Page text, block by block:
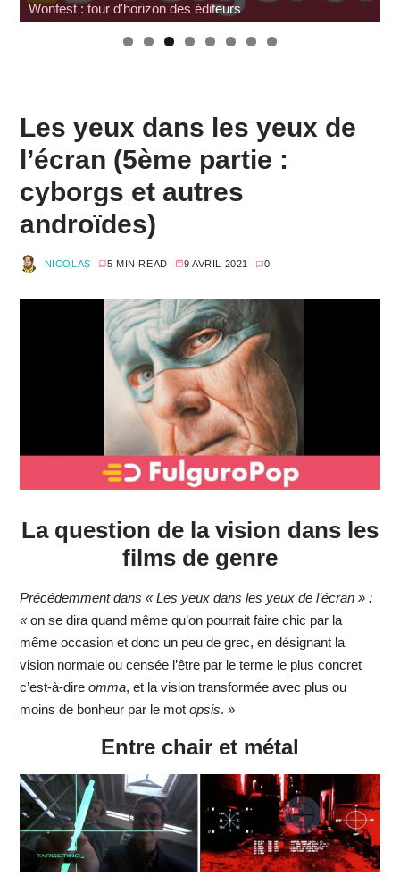
Wonfest : tour d'horizon des éditeurs
Les yeux dans les yeux de
l’écran (5ème partie :
cyborgs et autres
androïdes)
NICOLAS 5 MIN READ 9 AVRIL 2021 0
La question de la vision dans les
films de genre
Précédemment dans « Les yeux dans les yeux de l’écran » :
«on se dira quand même qu’on pourrait faire chic par la
même occasion et donc un peu de grec, en désignant la
vision normale ou censée l’être par le terme le plus concret
c’est-à-dire omma, et la vision transformée avec plus ou
moins de bonheur par le mot opsis. »
Entre chair et métal